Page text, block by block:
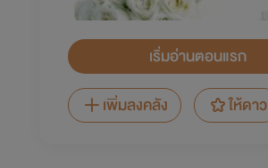
เริ่มอ่านตอนแรก
เพิ่มลงคลัง
ให้ดาว